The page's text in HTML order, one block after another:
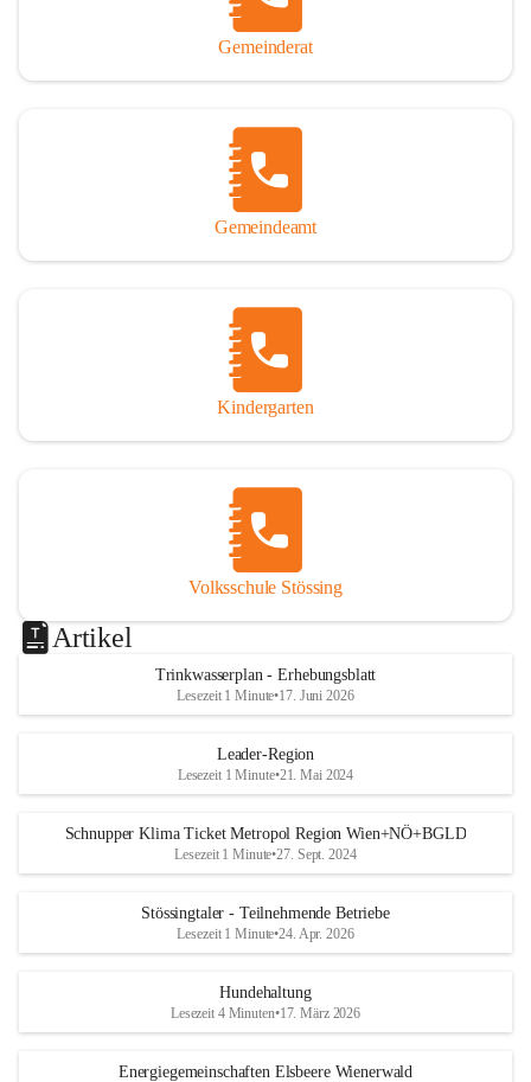
Gemeinderat
Gemeindeamt
Kindergarten
Volksschule Stössing
Artikel
Trinkwasserplan - Erhebungsblatt
Lesezeit 1 Minute•17. Juni 2026
Leader-Region
Lesezeit 1 Minute•21. Mai 2024
Schnupper Klima Ticket Metropol Region Wien+NÖ+BGLD
Lesezeit 1 Minute•27. Sept. 2024
Stössingtaler - Teilnehmende Betriebe
Lesezeit 1 Minute•24. Apr. 2026
Hundehaltung
Lesezeit 4 Minuten•17. März 2026
Energiegemeinschaften Elsbeere Wienerwald